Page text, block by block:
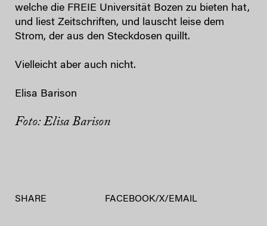
welche die FREIE Universität Bozen zu bieten hat,
und liest Zeitschriften, und lauscht leise dem
Strom, der aus den Steckdosen quillt.
Vielleicht aber auch nicht.
Elisa Barison
Foto: Elisa Barison
SHARE FACEBOOK/X/ EMAIL